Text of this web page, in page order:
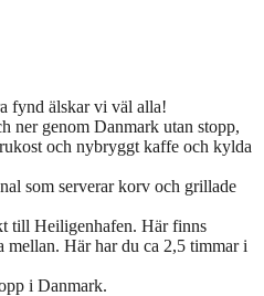
fynd älskar vi väl alla!
ner genom Danmark utan stopp,
och nybryggt kaffe och kylda
som serverar korv och grillade
till Heiligenhafen. Här finns
Här har du ca 2,5 timmar i
i Danmark.